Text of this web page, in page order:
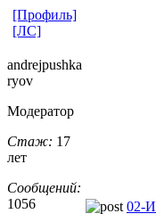
[Профиль]
[ЛС]
andrejpushka
ryov
Модератор
Стаж: 17
лет
Сообщений:
1056
02-